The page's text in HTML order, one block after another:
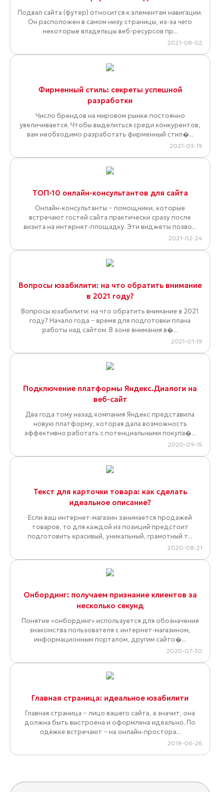
Подвал сайта (футер) относится к элементам навигации.
Он расположен в самом низу страницы, из-за чего
некоторые владельцы веб-ресурсов пр...
2021-08-02
Фирменный стиль: секреты успешной
разработки
Число брендов на мировом рынке постоянно
увеличивается. Чтобы выделиться среди конкурентов,
вам необходимо разработать фирменный стил�...
2021-03-19
ТОП-10 онлайн-консультантов для сайта
Онлайн-консультанты − помощники, которые
встречают гостей сайта практически сразу после
визита на интернет-площадку. Эти виджеты позво...
2021-02-24
Вопросы юзабилити: на что обратить внимание
в 2021 году?
Вопросы юзабилити: на что обратить внимание в 2021
году? Начало года − время для подготовки плана
работы над сайтом. В зоне внимания в�...
2021-01-19
Подключение платформы Яндекс.Диалоги на
веб-сайт
Два года тому назад компания Яндекс представила
новую платформу, которая дала возможность
эффективно работать с потенциальными покупа�...
2020-09-15
Текст для карточки товара: как сделать
идеальное описание?
Если ваш интернет-магазин занимается продажей
товаров, то для каждой из позиций предстоит
подготовить красивый, уникальный, грамотный т...
2020-08-21
Онбординг: получаем признание клиентов за
несколько секунд
Понятие «онбординг» используется для обозначения
знакомства пользователя с интернет-магазином,
информационным порталом, другим сайто�...
2020-07-30
Главная страница: идеальное юзабилити
Главная страница − лицо вашего сайта, а значит, она
должна быть выстроена и оформлена идеально. По
одёжке встречают − на онлайн-простора...
2019-06-26